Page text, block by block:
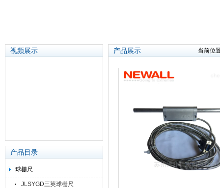
视频展示
产品目录
球栅尺
JLSYGD三英球栅尺
产品展示 当前位